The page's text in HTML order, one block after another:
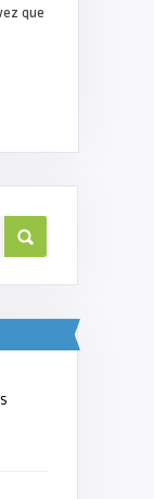
que